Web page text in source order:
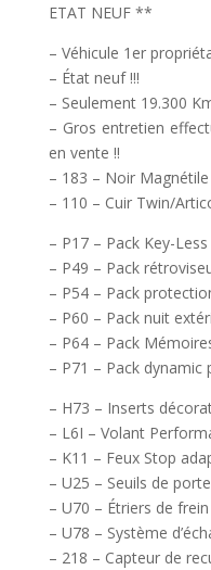
ETAT NEUF **
– Véhicule 1er
– État neuf !!!
– Seulement 19.300
– Gros entretien
en vente !!
– 183 – Noir
– 110 – Cuir Twin/
– P17 – Pack Key-Less
– P49 – Pack
– P54 – Pack
– P60 – Pack nuit
– P64 – Pack
– P71 – Pack dynamic
– H73 – Inserts
– L6I – Volant
– K11 – Feux Stop
– U25 – Seuils de
– U70 – Étriers de
– U78 – Système
– 218 – Capteur de